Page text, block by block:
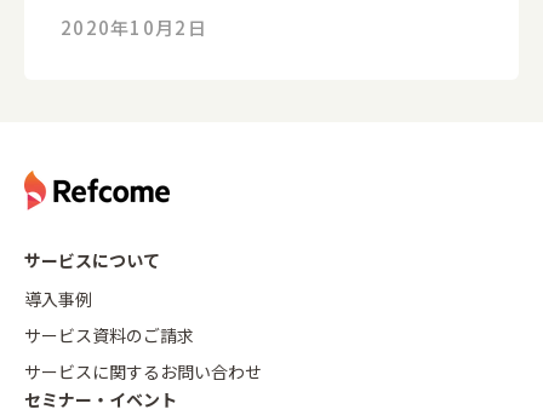
2020年10月2日
サービスについて
導入事例
サービス資料のご請求
サービスに関するお問い合わせ
セミナー・イベント